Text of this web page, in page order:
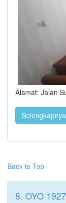
Alamat: Jalan
Selengkapnya
Back to Top
8. OYO